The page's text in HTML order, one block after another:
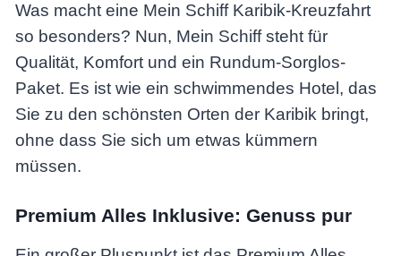
Was macht eine Mein Schiff Karibik-Kreuzfahrt
so besonders? Nun, Mein Schiff steht für
Qualität, Komfort und ein Rundum-Sorglos-
Paket. Es ist wie ein schwimmendes Hotel, das
Sie zu den schönsten Orten der Karibik bringt,
ohne dass Sie sich um etwas kümmern
müssen.
Premium Alles Inklusive: Genuss pur